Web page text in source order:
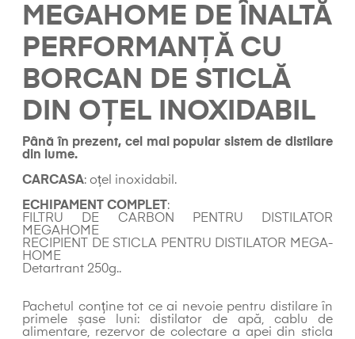
MEGAHOME DE ÎNALTĂ
PERFORMANȚĂ CU
BORCAN DE STICLĂ
DIN OȚEL INOXIDABIL
Până în prezent, cel mai popular sistem de distilare
din lume.
CARCASA: oțel inoxidabil.
ECHIPAMENT COMPLET:
FILTRU DE CARBON PENTRU DISTILATOR
MEGAHOME
RECIPIENT DE STICLA PENTRU DISTILATOR MEGA-
HOME
Detartrant 250g..
Pachetul conține tot ce ai nevoie pentru distilare în
primele șase luni: distilator de apă, cablu de
alimentare, rezervor de colectare a apei din sticla